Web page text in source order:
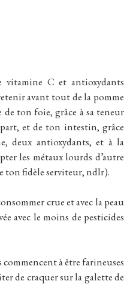
vitamine C et antioxydants
avant tout de la pomme
de ton foie, grâce à sa teneur
et de ton intestin, grâce
deux antioxydants, et à la
les métaux lourds d’autre
ton fidèle serviteur, ndlr).
crue et avec la peau
avec le moins de pesticides
commencent à être farineuses
de craquer sur la galette de